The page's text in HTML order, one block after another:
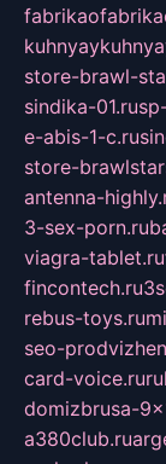
store-brawl-
sindika-01.ru
e-abis-1-c.ru
store-
antenna-
3-sex-porn.ru
viagra-tablet.ru
fincontech.ru
rebus-toys.ru
seo-
card-voice.ru
domizbrusa-
a380club.ru